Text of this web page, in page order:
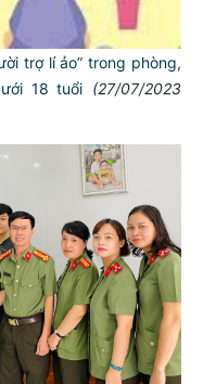
trợ lí ảo” trong phòng,
18 tuổi (27/07/2023